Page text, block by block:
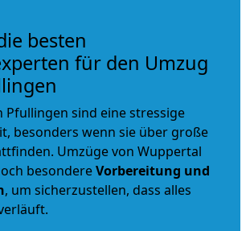
besten
für den Umzug
Pfullingen sind eine stressige
besonders wenn sie über große
Umzüge von Wuppertal
besondereVorbereitung und
, um sicherzustellen, dass alles